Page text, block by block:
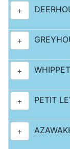
+
+
+
+ PETIT
+